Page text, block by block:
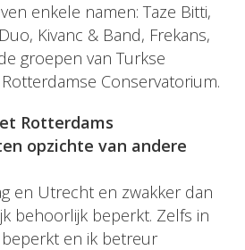
enkele namen: Taze Bitti,
Kivanc & Band, Frekans,
groepen van Turkse
Conservatorium.
Rotterdams
opzichte van andere
en Utrecht en zwakker dan
behoorlijk beperkt. Zelfs in
en ik betreur